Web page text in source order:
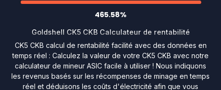
465.58%
Goldshell CK5 CKB Calculateur de rentabilité
CK5 CKB calcul de rentabilité facilité avec des données en
temps réel : Calculez la valeur de votre CK5 CKB avec notre
calculateur de mineur ASIC facile à utiliser ! Nous indiquons
les revenus basés sur les récompenses de minage en temps
réel et déduisons les coûts d'électricité afin que vous